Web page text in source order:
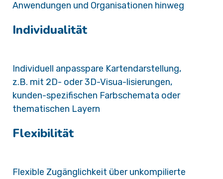
Anwendungen und Organisationen hinweg
Individualität
Individuell anpasspare Kartendarstellung,
z.B. mit 2D- oder 3D-Visua-lisierungen,
kunden-spezifischen Farbschemata oder
thematischen Layern
Flexibilität
Flexible Zugänglichkeit über unkompilierte